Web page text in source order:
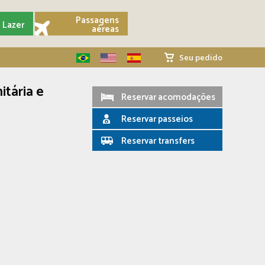
Lazer Passagens
aéreas
Seu pedido
e
Reservar acomodações
Reservar passeios
Reservar transfers